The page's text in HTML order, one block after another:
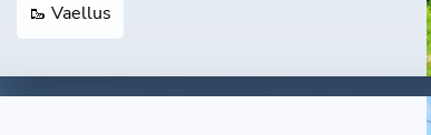
🥾 Vaellus